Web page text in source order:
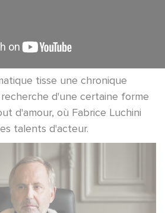
tisse une chronique
d'une certaine forme
d'amour, où Fabrice Luchini
talents d'acteur.